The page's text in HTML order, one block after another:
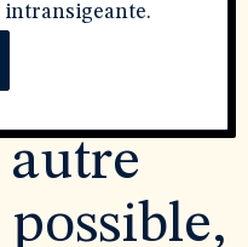
intransigeante.